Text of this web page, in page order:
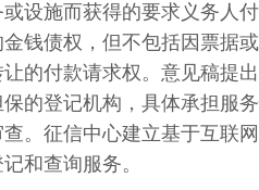
设施而获得的要求义务人
钱债权，但不包括因票据
的付款请求权。意见稿提
的登记机构，具体承担服
。征信中心建立基于互联
和查询服务。